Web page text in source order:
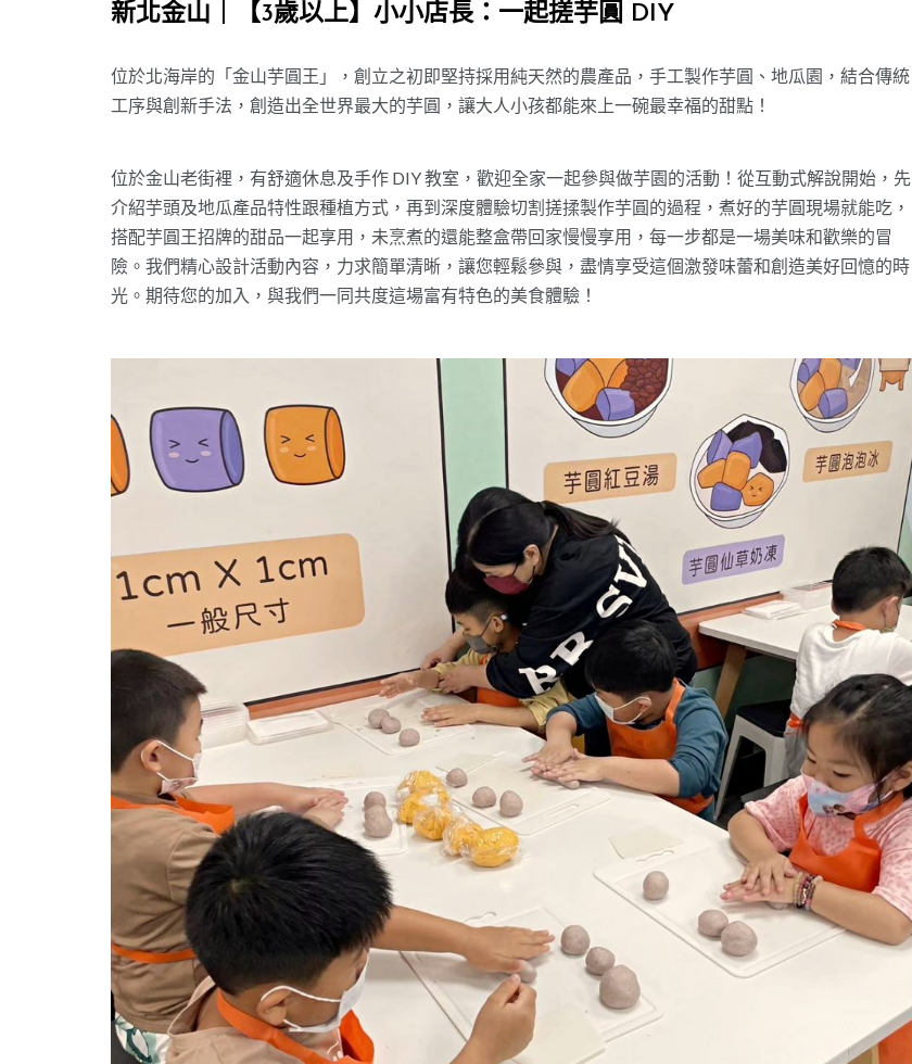
新北金山｜【3歲以上】小小店長：一起搓芋圓 DIY
位於北海岸的「金山芋圓王」，創立之初即堅持採用純天然的農產品，手工製作芋圓、地瓜園，結合傳統
工序與創新手法，創造出全世界最大的芋圓，讓大人小孩都能來上一碗最幸福的甜點！
位於金山老街裡，有舒適休息及手作 DIY 教室，歡迎全家一起參與做芋園的活動！從互動式解說開始，先
介紹芋頭及地瓜產品特性跟種植方式，再到深度體驗切割搓揉製作芋圓的過程，煮好的芋圓現場就能吃，
搭配芋圓王招牌的甜品一起享用，未烹煮的還能整盒帶回家慢慢享用，每一步都是一場美味和歡樂的冒
險。我們精心設計活動內容，力求簡單清晰，讓您輕鬆參與，盡情享受這個激發味蕾和創造美好回憶的時
光。期待您的加入，與我們一同共度這場富有特色的美食體驗！